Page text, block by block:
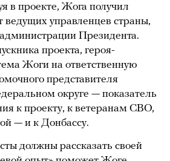
в проекте, Жога получил
ведущих управленцев страны,
Президента.
проекта, героя-
Жоги на ответственную
представителя
округе — показатель
к проекту, к ветеранам СВО,
— и к Донбассу.
должны рассказать своей